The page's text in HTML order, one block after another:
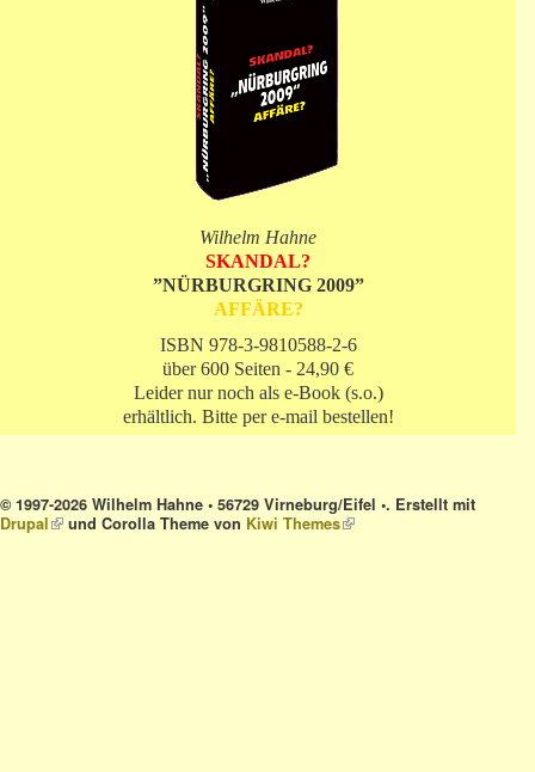
Wilhelm Hahne
SKANDAL?
”NÜRBURGRING 2009”
AFFÄRE?
ISBN 978-3-9810588-2-6
über 600 Seiten - 24,90 €
Leider nur noch als e-Book (s.o.)
erhältlich. Bitte per e-mail bestellen!
© 1997-2026 Wilhelm Hahne • 56729 Virneburg/Eifel •. Erstellt mit
Drupal(link is external)
und Corolla Theme von Kiwi Themes(link is external)